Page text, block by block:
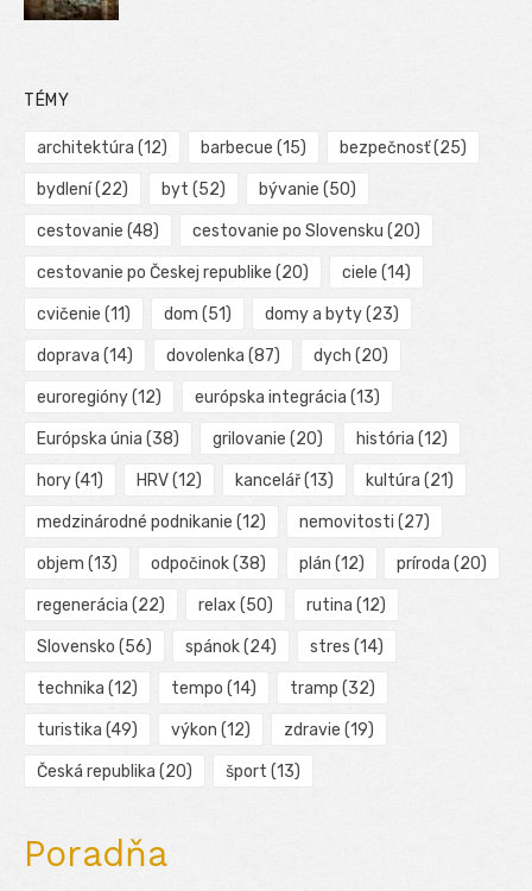
TÉMY
architektúra (12) barbecue (15) bezpečnosť(25)
bydlení(22) byt (52) bývanie (50)
cestovanie (48) cestovanie po Slovensku (20)
cestovanie po Českej republike (20) ciele (14)
cvičenie (11) dom (51) domy a byty(23)
doprava (14) dovolenka (87) dych (20)
euroregióny(12) európska integrácia (13)
Európska únia (38) grilovanie (20) história (12)
hory(41) HRV(12) kancelář(13) kultúra (21)
medzinárodné podnikanie (12) nemovitosti (27)
objem (13) odpočinok(38) plán (12) príroda (20)
regenerácia (22) relax (50) rutina (12)
Slovensko (56) spánok(24) stres (14)
technika (12) tempo (14) tramp (32)
turistika (49) výkon (12) zdravie (19)
Česká republika (20) šport (13)
Poradňa